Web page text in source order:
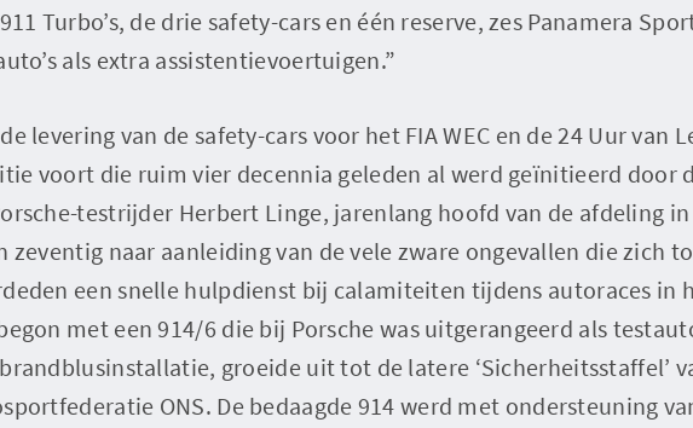
Turbo’s, de drie safety-cars en één reserve, zes Panamera
als extra assistentievoertuigen.”
levering van de safety-cars voor het FIA WEC en de 24 Uur van
voort die ruim vier decennia geleden al werd geïnitieerd door
testrijder Herbert Linge, jarenlang hoofd van de afdeling in
zeventig naar aanleiding van de vele zware ongevallen die zich
een snelle hulpdienst bij calamiteiten tijdens autoraces in
met een 914/6 die bij Porsche was uitgerangeerd als
groeide uit tot de latere ‘Sicherheitsstaffel’
ONS. De bedaagde 914 werd met ondersteuning